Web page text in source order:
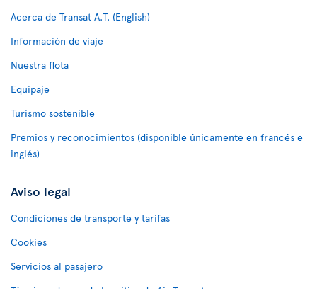
Acerca de Transat A.T. (English)
Información de viaje
Nuestra flota
Equipaje
Turismo sostenible
Premios y reconocimientos (disponible únicamente en francés e
inglés)
Aviso legal
Condiciones de transporte y tarifas
Cookies
Servicios al pasajero